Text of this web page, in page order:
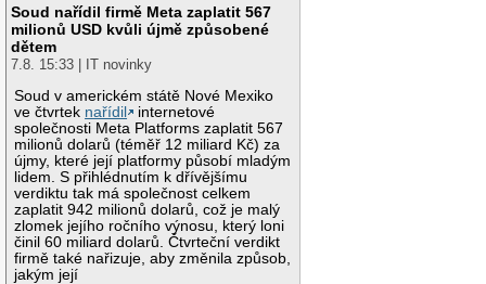
Soud nařídil firmě Meta zaplatit 567
milionů USD kvůli újmě způsobené
dětem
7.8. 15:33 | IT novinky
Soud v americkém státě Nové Mexiko
ve čtvrtek nařídil
internetové
společnosti Meta Platforms zaplatit 567
milionů dolarů (téměř 12 miliard Kč) za
újmy, které její platformy působí mladým
lidem. S přihlédnutím k dřívějšímu
verdiktu tak má společnost celkem
zaplatit 942 milionů dolarů, což je malý
zlomek jejího ročního výnosu, který loni
činil 60 miliard dolarů. Čtvrteční verdikt
firmě také nařizuje, aby změnila způsob,
jakým její